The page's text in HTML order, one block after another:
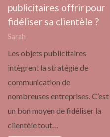
publicitaires offrir pour
fidéliser sa clientèle ?
Sarah
Les objets publicitaires
intègrent la stratégie de
communication de
nombreuses entreprises. C’est
un bon moyen de fidéliser la
clientèle tout…